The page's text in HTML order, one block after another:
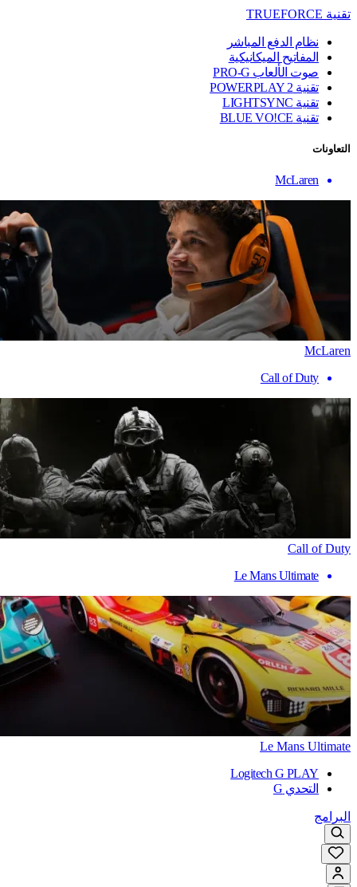
تقنية TRUEFORCE
نظام الدفع المباشر
المفاتيح الميكانيكية
صوت الألعاب PRO-G
تقنية ‏POWERPLAY 2
تقنية LIGHTSYNC
تقنية BLUE VO!CE
التعاونات
McLaren
McLaren
Call of Duty
Call of Duty
Le Mans Ultimate
Le Mans Ultimate
Logitech G PLAY
التحدي G
البرامج